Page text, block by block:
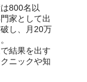
800名以
家として出
し、月20万
結果を出す
ニックや知